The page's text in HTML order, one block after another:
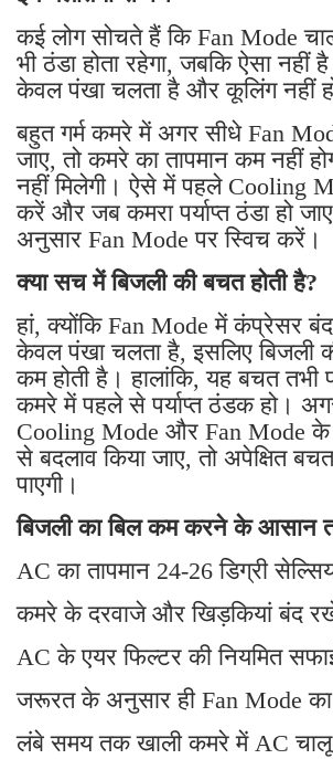
कई लोग सोचते हैं कि Fan Mode
भी ठंडा होता रहेगा, जबकि ऐसा नहीं
केवल पंखा चलता है और कूलिंग नहीं
बहुत गर्म कमरे में अगर सीधे Fan
जाए, तो कमरे का तापमान कम नहीं
नहीं मिलेगी। ऐसे में पहले Cooling
करें और जब कमरा पर्याप्त ठंडा हो
अनुसार Fan Mode पर स्विच करें।
क्या सच में बिजली की बचत होती है?
हां, क्योंकि Fan Mode में कंप्रेसर
केवल पंखा चलता है, इसलिए बिजली
कम होती है। हालांकि, यह बचत तभी
कमरे में पहले से पर्याप्त ठंडक हो।
Cooling Mode और Fan Mode के
से बदलाव किया जाए, तो अपेक्षित
पाएगी।
बिजली का बिल कम करने के आसान
AC का तापमान 24-26 डिग्री
कमरे के दरवाजे और खिड़कियां बंद
AC के एयर फिल्टर की नियमित
जरूरत के अनुसार ही Fan Mode
लंबे समय तक खाली कमरे में AC